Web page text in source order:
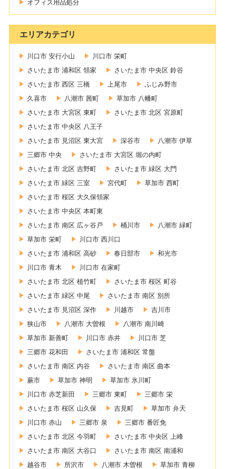
オフィス用品処分
エリアカテゴリ
川口市 安行小山
川口市 栄町
さいたま市 浦和区 領家
さいたま市 中央区 鈴谷
さいたま市 西区 三橋
上尾市
ふじみ野市
久喜市
八潮市 茜町
草加市 八幡町
さいたま市 大宮区 東町
さいたま市 北区 宮原町
さいたま市 中央区 八王子
さいたま市 見沼区 東大宮
深谷市
八潮市 伊草
三郷市 中央
さいたま市 大宮区 堀の内町
さいたま市 北区 吉野町
さいたま市 緑区 大門
さいたま市 緑区 三室
宮代町
草加市 西町
さいたま市 桜区 大久保領家
さいたま市 中央区 本町東
さいたま市 南区 広ヶ谷戸
桶川市
八潮市 緑町
草加市 栄町
川口市 西川口
さいたま市 浦和区 高砂
春日部市
和光市
川口市 青木
川口市 在家町
さいたま市 北区 植竹町
さいたま市 桜区 町谷
さいたま市 緑区 中尾
さいたま市 南区 別所
さいたま市 見沼区 深作
川越市
吉川市
狭山市
八潮市 大曽根
八潮市 南川崎
草加市 新善町
川口市 赤井
川口市 芝
三郷市 花和田
さいたま市 浦和区 常盤
さいたま市 南区 内谷
さいたま市 南区 曲本
蕨市
草加市 神明
草加市 氷川町
川口市 赤芝新田
三郷市 東町
三郷市 栄
さいたま市 桜区 山久保
吉見町
草加市 弁天
川口市 赤山
三郷市 泉
三郷市 番匠免
さいたま市 北区 今羽町
さいたま市 中央区 上峰
さいたま市 南区 大谷口
さいたま市 南区 南浦和
越谷市
所沢市 八潮市 木曽根
草加市 青柳